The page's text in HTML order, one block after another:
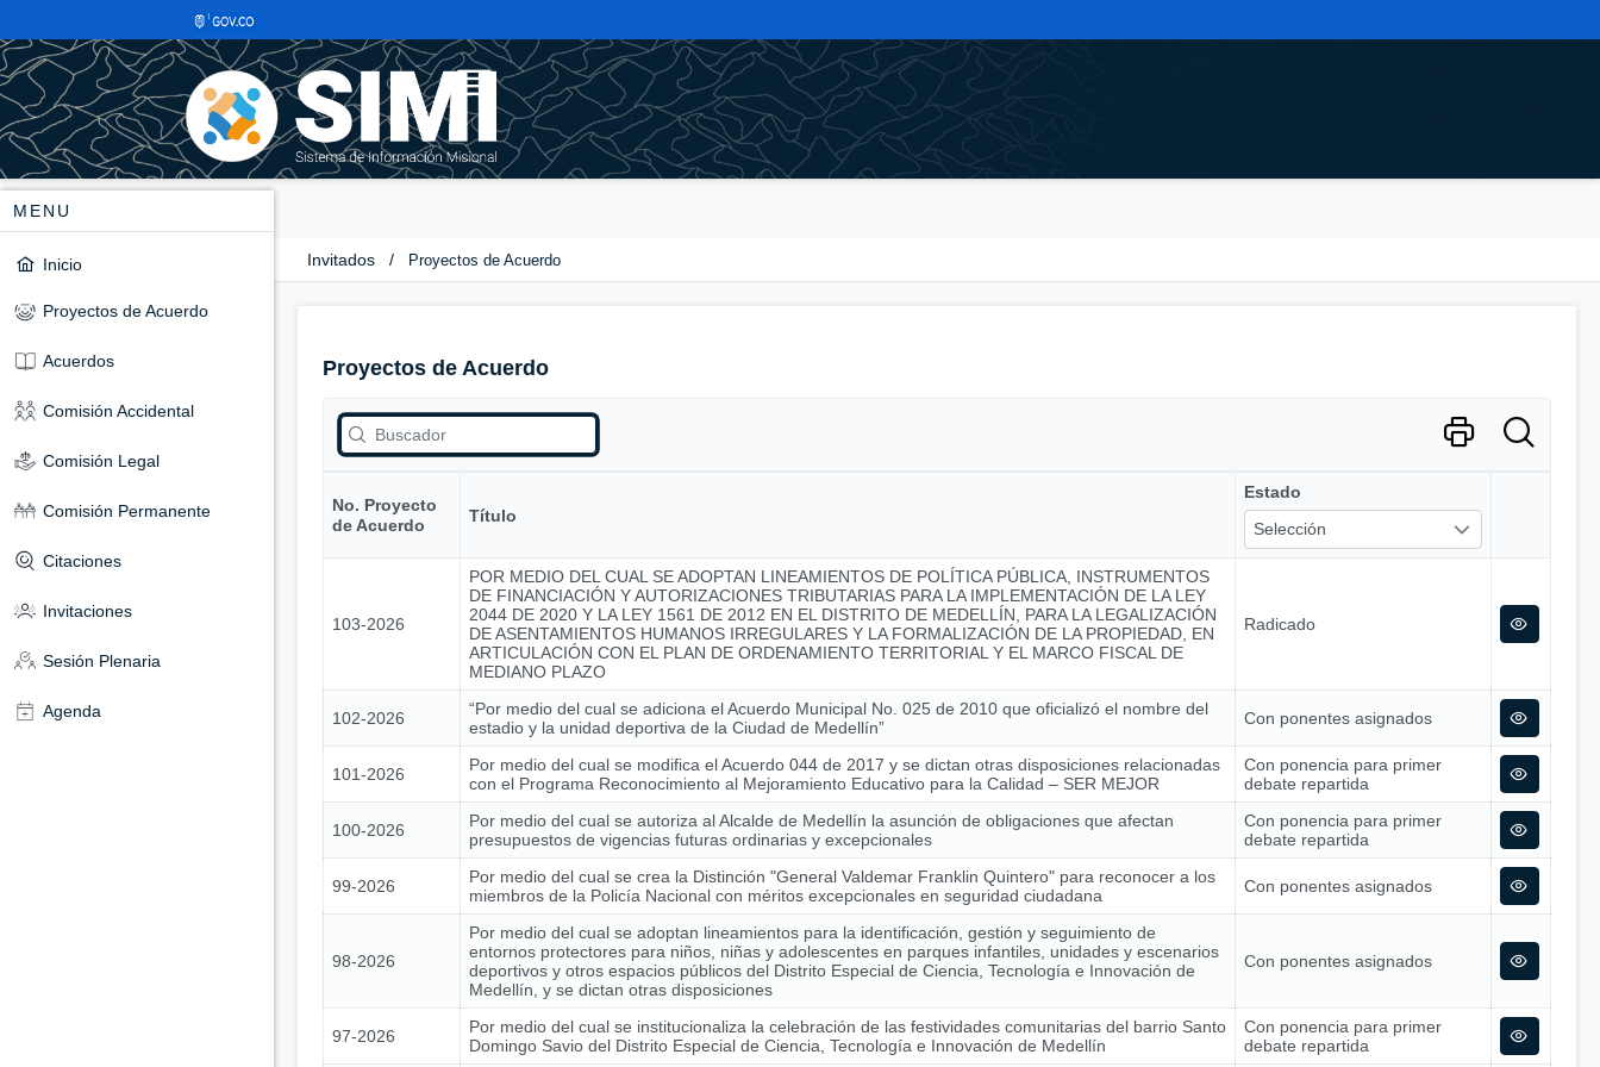
MENU
Inicio
Proyectos de Acuerdo
Acuerdos
Comisión Accidental
Comisión Legal
Comisión Permanente
Citaciones
Invitaciones
Sesión Plenaria
Agenda
Invitados / Proyectos de Acuerdo
Proyectos de Acuerdo
No. Proyecto
de Acuerdo
Título
Estado
Selección
103-2026
POR MEDIO DEL CUAL SE ADOPTAN LINEAMIENTOS DE POLÍTICA PÚBLICA, INSTRUMENTOS
DE FINANCIACIÓN Y AUTORIZACIONES TRIBUTARIAS PARA LA IMPLEMENTACIÓN DE LA LEY
2044 DE 2020 Y LA LEY 1561 DE 2012 EN EL DISTRITO DE MEDELLÍN, PARA LA LEGALIZACIÓN
DE ASENTAMIENTOS HUMANOS IRREGULARES Y LA FORMALIZACIÓN DE LA PROPIEDAD, EN
ARTICULACIÓN CON EL PLAN DE ORDENAMIENTO TERRITORIAL Y EL MARCO FISCAL DE
MEDIANO PLAZO
Radicado
102-2026
“Por medio del cual se adiciona el Acuerdo Municipal No. 025 de 2010 que oficializó el nombre del
estadio y la unidad deportiva de la Ciudad de Medellín”
Con ponentes asignados
101-2026
Por medio del cual se modifica el Acuerdo 044 de 2017 y se dictan otras disposiciones relacionadas
con el Programa Reconocimiento al Mejoramiento Educativo para la Calidad – SER MEJOR
Con ponencia para primer
debate repartida
100-2026
Por medio del cual se autoriza al Alcalde de Medellín la asunción de obligaciones que afectan
presupuestos de vigencias futuras ordinarias y excepcionales
Con ponencia para primer
debate repartida
99-2026
Por medio del cual se crea la Distinción "General Valdemar Franklin Quintero" para reconocer a los
miembros de la Policía Nacional con méritos excepcionales en seguridad ciudadana
Con ponentes asignados
98-2026
Por medio del cual se adoptan lineamientos para la identificación, gestión y seguimiento de
entornos protectores para niños, niñas y adolescentes en parques infantiles, unidades y escenarios
deportivos y otros espacios públicos del Distrito Especial de Ciencia, Tecnología e Innovación de
Medellín, y se dictan otras disposiciones
Con ponentes asignados
97-2026
Por medio del cual se institucionaliza la celebración de las festividades comunitarias del barrio Santo
Domingo Savio del Distrito Especial de Ciencia, Tecnología e Innovación de Medellín
Con ponencia para primer
debate repartida